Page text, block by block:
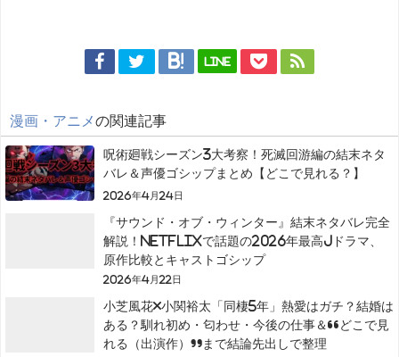
LINE
漫画・アニメの関連記事
呪術廻戦シーズン3大考察！死滅回游編の結末ネタ
バレ＆声優ゴシップまとめ【どこで見れる？】
2026年4月24日
『サウンド・オブ・ウィンター』結末ネタバレ完全
解説！Netflixで話題の2026年最高Jドラマ、
原作比較とキャストゴシップ
2026年4月22日
小芝風花×小関裕太「同棲5年」熱愛はガチ？結婚は
ある？馴れ初め・匂わせ・今後の仕事＆“どこで見
れる（出演作）”まで結論先出しで整理